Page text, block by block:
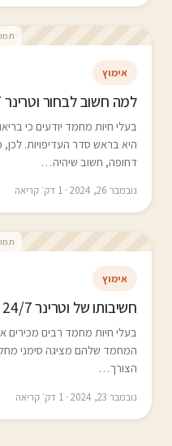
אימוץ
למה חשוב לבחור וטרינר 24/7 לכלב או חתול שלך?
בעלי חיות מחמד יודעים כי
היא בראש סדר העדיפויות.
דחופה, חשוב שיהיה…
נובמבר 26, 2024 · 1 דק׳ קריאה
אימוץ
חשיבותו של וטרינר 24/7 לבריאות חיות המחמד שלכם
בעלי חיות מחמד רבים
המחמד שלהם מציגה סימני
הצורך…
נובמבר 23, 2024 · 1 דק׳ קריאה